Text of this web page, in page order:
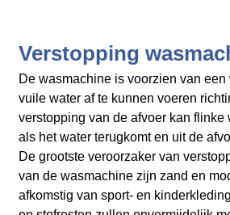
Verstopping
De wasmachine is voorzien van een
vuile water af te kunnen voeren
verstopping van de afvoer kan flinke
als het water terugkomt en uit de
De grootste veroorzaker van
van de wasmachine zijn zand en
afkomstig van sport- en